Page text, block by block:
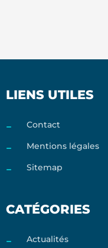
LIENS UTILES
Contact
Mentions légales
Sitemap
CATÉGORIES
Actualités